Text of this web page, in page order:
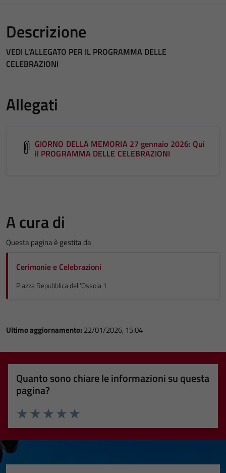
Descrizione
VEDI L'ALLEGATO PER IL PROGRAMMA DELLE
CELEBRAZIONI
Allegati
GIORNO DELLA MEMORIA 27 gennaio 2026: Qui
il PROGRAMMA DELLE CELEBRAZIONI
A cura di
Questa pagina è gestita da
Cerimonie e Celebrazioni
Piazza Repubblica dell'Ossola 1
Ultimo aggiornamento: 22/01/2026, 15:04
Quanto sono chiare le informazioni su questa
pagina?
Valuta 5 stelle su 5
Valuta 4 stelle su 5
Valuta 3 stelle su 5
Valuta 2 stelle su 5
Valuta 1 stelle su 5